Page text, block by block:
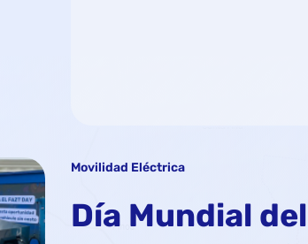
Movilidad Eléctrica
Día Mundial del